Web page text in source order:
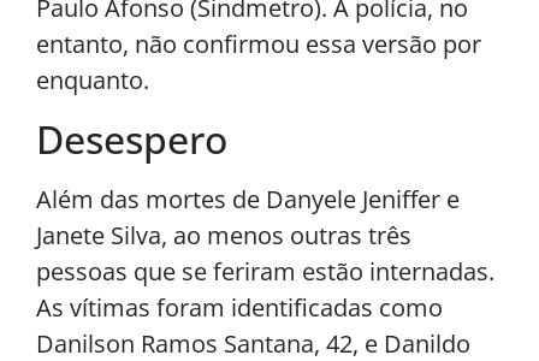
Paulo Afonso (Sindmetro). A polícia, no
entanto, não confirmou essa versão por
enquanto.
Desespero
Além das mortes de Danyele Jeniffer e
Janete Silva, ao menos outras três
pessoas que se feriram estão internadas.
As vítimas foram identificadas como
Danilson Ramos Santana, 42, e Danildo